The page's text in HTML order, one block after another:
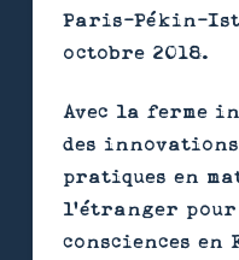
Paris-Pékin-
octobre 2018.
Avec la ferme
des innovations
pratiques en
l’étranger
consciences en